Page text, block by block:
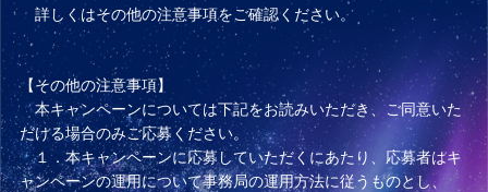
詳しくはその他の注意事項をご確認ください。
【その他の注意事項】
本キャンペーンについては下記をお読みいただき、ご同意いた
だける場合のみご応募ください。
１．本キャンペーンに応募していただくにあたり、応募者はキ
ャンペーンの運用について事務局の運用方法に従うものとし、